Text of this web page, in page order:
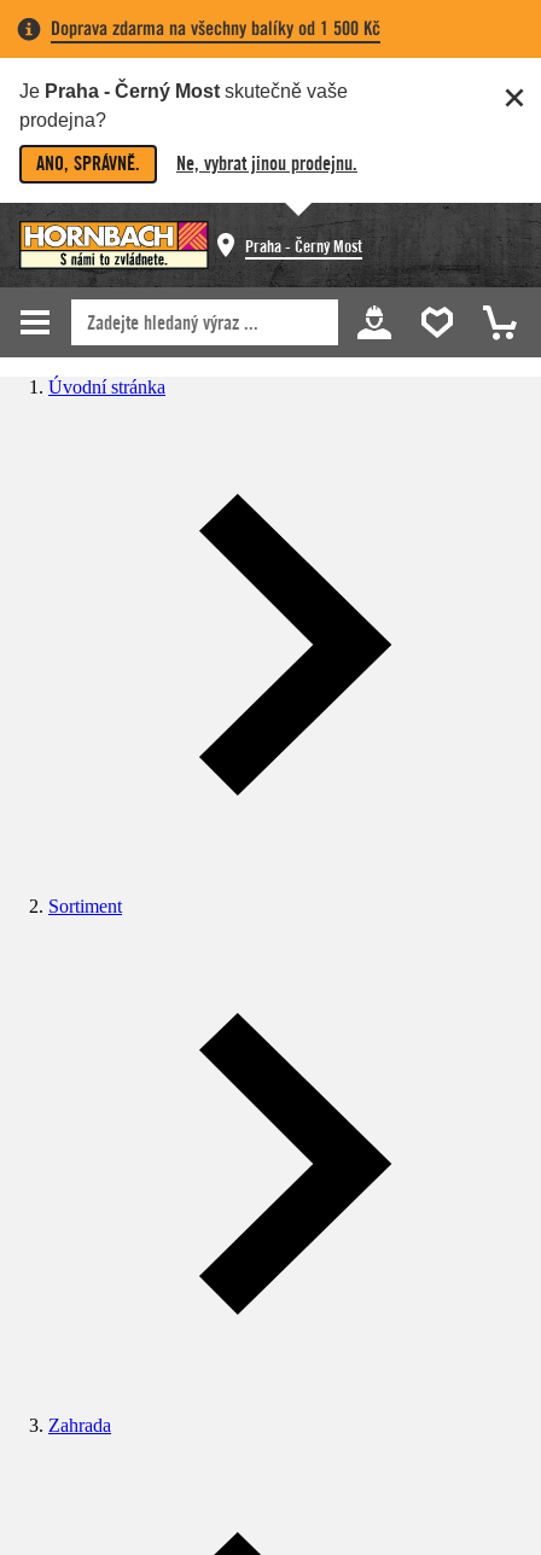
Doprava zdarma na všechny balíky od 1 500 Kč
Je Praha - Černý Most skutečně vaše
prodejna?
ANO, SPRÁVNĚ. Ne, vybrat jinou prodejnu.
Praha - Černý Most
Úvodní stránka
Sortiment
Zahrada